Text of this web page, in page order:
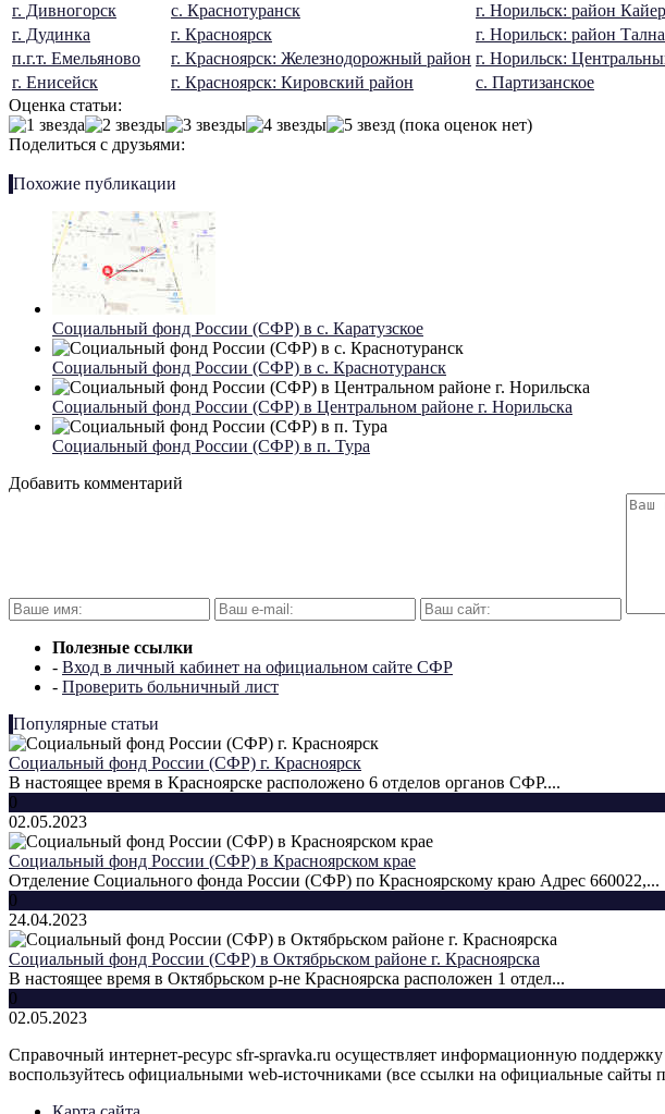
г. Дивногорск
с. Краснотуранск г. Норильск: район
г. Дудинка
г. Красноярск
г. Норильск: район
п.г.т. Емельяново
г. Красноярск: Железнодорожный район г. Норильск:
г. Енисейск
г. Красноярск: Кировский район
с. Партизанское
Оценка статьи:
(пока оценок нет)
Поделиться с друзьями:
Похожие публикации
Социальный фонд России (СФР) в с. Каратузское
Социальный фонд России (СФР) в с. Краснотуранск
Социальный фонд России (СФР) в Центральном районе г. Норильска
Социальный фонд России (СФР) в п. Тура
Добавить комментарий
Полезные ссылки
- Вход в личный кабинет на официальном сайте СФР
- Проверить больничный лист
Популярные статьи
Социальный фонд России (СФР) г. Красноярск
В настоящее время в Красноярске расположено 6 отделов органов СФР....
0
02.05.2023
Социальный фонд России (СФР) в Красноярском крае
Отделение Социального фонда России (СФР) по Красноярскому краю Адрес 660022,...
0
24.04.2023
Социальный фонд России (СФР) в Октябрьском районе г. Красноярска
В настоящее время в Октябрьском р-не Красноярска расположен 1 отдел...
0
02.05.2023
Справочный интернет-ресурс sfr-spravka.ru осуществляет информационную
воспользуйтесь официальными web-источниками (все ссылки на официальные